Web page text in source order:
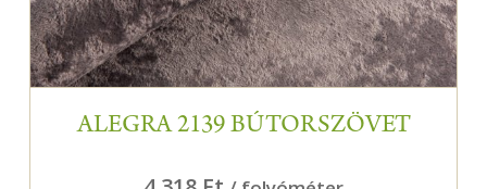
ALEGRA 2139 BÚTORSZÖVET